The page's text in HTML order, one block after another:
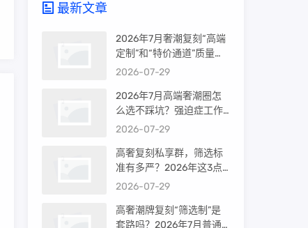
最新文章
2026年7月奢潮复刻“高端
定制”和“特价通道”质量差
很多吗？内行人说出真相
2026-07-29
2026年7月高端奢潮圈怎
么选不踩坑？强迫症工作
室的筛选机制是真相还是
2026-07-29
高奢复刻私享群，筛选标
准有多严？2026年这3点
才是真相
2026-07-29
高奢潮牌复刻“筛选制”是
套路吗？2026年7月普通